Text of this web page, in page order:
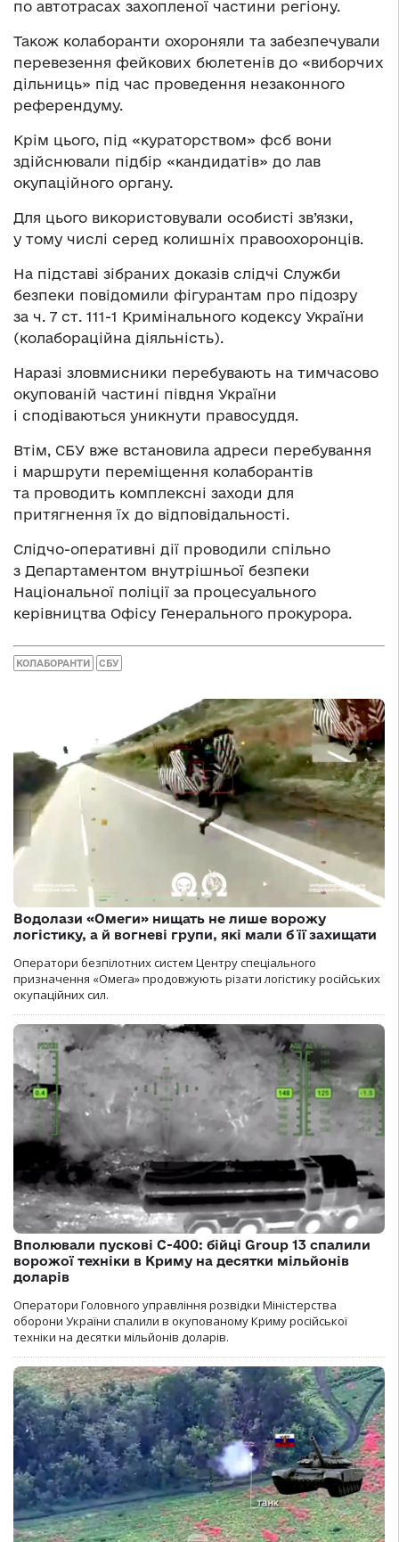
по автотрасах захопленої частини регіону.
Також колаборанти охороняли та забезпечували
перевезення фейкових бюлетенів до «виборчих
дільниць» під час проведення незаконного
референдуму.
Крім цього, під «кураторством» фсб вони
здійснювали підбір «кандидатів» до лав
окупаційного органу.
Для цього використовували особисті зв’язки,
у тому числі серед колишніх правоохоронців.
На підставі зібраних доказів слідчі Служби
безпеки повідомили фігурантам про підозру
за ч. 7 ст. 111-1 Кримінального кодексу України
(колабораційна діяльність).
Наразі зловмисники перебувають на тимчасово
окупованій частині півдня України
і сподіваються уникнути правосуддя.
Втім, СБУ вже встановила адреси перебування
і маршрути переміщення колаборантів
та проводить комплексні заходи для
притягнення їх до відповідальності.
Слідчо-оперативні дії проводили спільно
з Департаментом внутрішньої безпеки
Національної поліції за процесуального
керівництва Офісу Генерального прокурора.
КОЛАБОРАНТИ СБУ
Водолази «Омеги» нищать не лише ворожу
логістику, а й вогневі групи, які мали б її захищати
Оператори безпілотних систем Центру спеціального
призначення «Омега» продовжують різати логістику російських
окупаційних сил.
Вполювали пускові С-400: бійці Group 13 спалили
ворожої техніки в Криму на десятки мільйонів
доларів
Оператори Головного управління розвідки Міністерства
оборони України спалили в окупованому Криму російської
техніки на десятки мільйонів доларів.